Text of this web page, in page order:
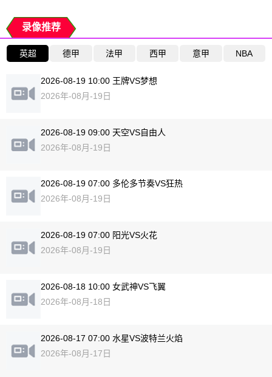
录像推荐
英超 德甲 法甲 西甲 意甲 NBA
2026-08-19 10:00 王牌VS梦想
2026年-08月-19日
2026-08-19 09:00 天空VS自由人
2026年-08月-19日
2026-08-19 07:00 多伦多节奏VS狂热
2026年-08月-19日
2026-08-19 07:00 阳光VS火花
2026年-08月-19日
2026-08-18 10:00 女武神VS飞翼
2026年-08月-18日
2026-08-17 07:00 水星VS波特兰火焰
2026年-08月-17日